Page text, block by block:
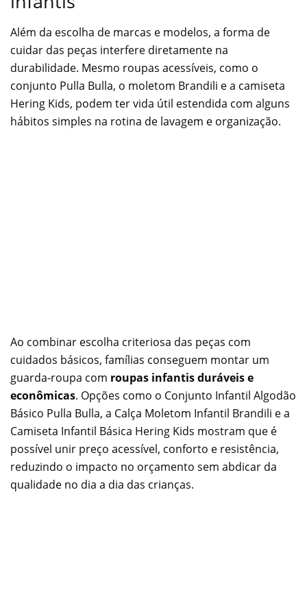
Além da escolha de marcas e modelos, a forma de
cuidar das peças interfere diretamente na
durabilidade. Mesmo roupas acessíveis, como o
conjunto Pulla Bulla, o moletom Brandili e a camiseta
Hering Kids, podem ter vida útil estendida com alguns
hábitos simples na rotina de lavagem e organização.
Ao combinar escolha criteriosa das peças com
cuidados básicos, famílias conseguem montar um
guarda-roupa com roupas infantis duráveis e
econômicas. Opções como o Conjunto Infantil Algodão
Básico Pulla Bulla, a Calça Moletom Infantil Brandili e a
Camiseta Infantil Básica Hering Kids mostram que é
possível unir preço acessível, conforto e resistência,
reduzindo o impacto no orçamento sem abdicar da
qualidade no dia a dia das crianças.